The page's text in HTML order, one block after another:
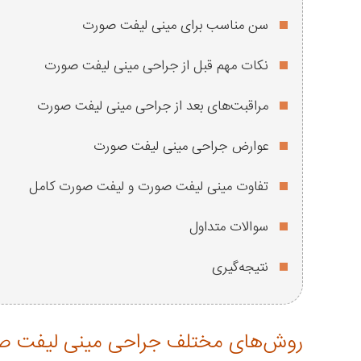
سن مناسب برای مینی لیفت صورت
نکات مهم قبل از جراحی مینی لیفت صورت
مراقبت‌های بعد از جراحی مینی لیفت صورت
عوارض جراحی مینی لیفت صورت
تفاوت مینی لیفت صورت و لیفت صورت کامل
سوالات متداول
نتیجه‌گیری
روش‌های مختلف جراحی مینی لیفت